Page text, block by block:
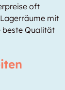
oft
mit
beste Qualität